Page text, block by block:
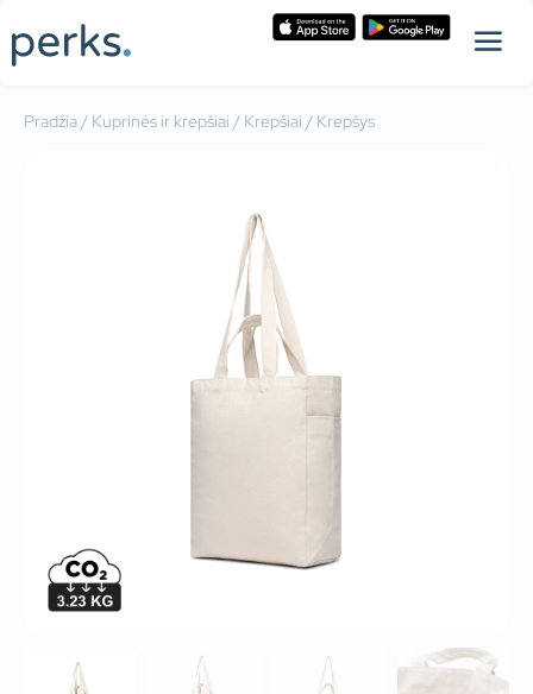
Pradžia/ Kuprinės ir krepšiai / Krepšiai / Krepšys